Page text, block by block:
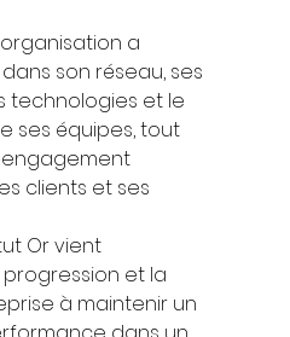
a
son réseau, ses
technologies et le
ses équipes, tout
clients et ses
Or vient
et la
à maintenir un